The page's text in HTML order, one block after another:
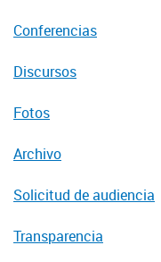
Conferencias
Discursos
Fotos
Archivo
Solicitud de audiencia
Transparencia